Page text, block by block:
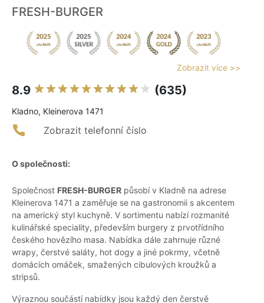
FRESH-BURGER
Zobrazit více >>
8.9 (635)
Kladno, Kleinerova 1471
Zobrazit telefonní číslo
O společnosti:
Společnost FRESH-BURGER působí v Kladně na adrese
Kleinerova 1471 a zaměřuje se na gastronomii s akcentem
na americký styl kuchyně. V sortimentu nabízí rozmanité
kulinářské speciality, především burgery z prvotřídního
českého hovězího masa. Nabídka dále zahrnuje různé
wrapy, čerstvé saláty, hot dogy a jiné pokrmy, včetně
domácích omáček, smažených cibulových kroužků a
stripsů.
Výraznou součástí nabídky jsou každý den čerstvě